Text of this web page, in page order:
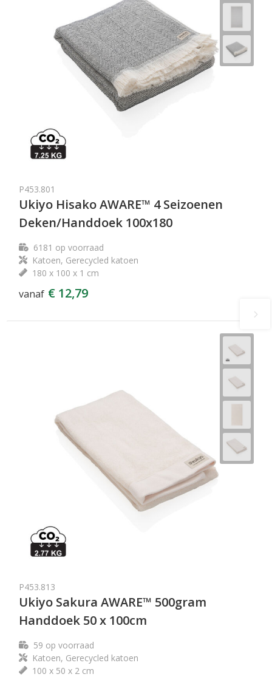
P453.801
Ukiyo Hisako AWARE™ 4 Seizoenen
Deken/Handdoek 100x180
6181 op voorraad
Katoen, Gerecycled katoen
180 x 100 x 1 cm
vanaf € 12,79
P453.813
Ukiyo Sakura AWARE™ 500gram
Handdoek 50 x 100cm
59 op voorraad
Katoen, Gerecycled katoen
100 x 50 x 2 cm